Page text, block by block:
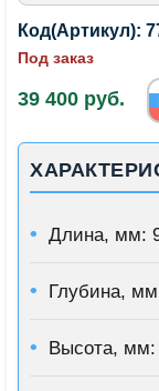
Код(Артикул):
Под заказ
39 400 руб.
Длина, мм:
Глубина,
Высота, мм: